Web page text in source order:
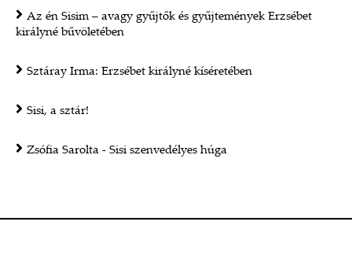
Az én Sisim – avagy gyűjtők és gyűjtemények Erzsébet
királyné bűvöletében
Sztáray Irma: Erzsébet királyné kíséretében
Sisi, a sztár!
Zsófia Sarolta - Sisi szenvedélyes húga